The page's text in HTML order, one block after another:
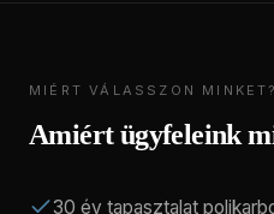
MIÉRT VÁLASSZON MINKET?
Amiért ügyfeleink
30 év tapasztalat